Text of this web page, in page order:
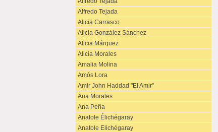
Alfredo Tejada
Alicia Carrasco
Alicia González Sánchez
Alicia Márquez
Alicia Morales
Amalia Molina
Amós Lora
Amir John Haddad "El Amir"
Ana Morales
Ana Peña
Anatole Élichégaray
Anatole Elichégaray